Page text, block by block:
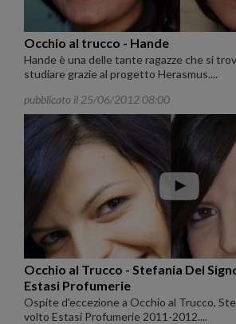
Occhio al trucco - Hande
Hande è una delle tante ragazze che si
studiare grazie al progetto Herasmus....
pubblicato il 25/06/2012 08:00
Occhio al Trucco - Stefania Del
Estasi Profumerie
Ospite d'eccezione a Occhio al Trucco,
volto Estasi Profumerie 2011-2012....